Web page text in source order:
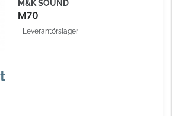
M&K SOUND
M70
Leverantörslager